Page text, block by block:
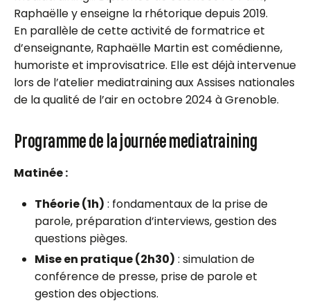
Raphaëlle y enseigne la rhétorique depuis 2019.
En parallèle de cette activité de formatrice et
d’enseignante, Raphaëlle Martin est comédienne,
humoriste et improvisatrice. Elle est déjà intervenue
lors de l’atelier mediatraining aux Assises nationales
de la qualité de l’air en octobre 2024 à Grenoble.
Programme de la journée mediatraining
Matinée :
Théorie (1h) : fondamentaux de la prise de
parole, préparation d’interviews, gestion des
questions pièges.
Mise en pratique (2h30) : simulation de
conférence de presse, prise de parole et
gestion des objections.